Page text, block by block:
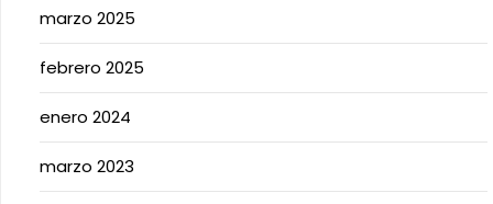
marzo 2025
febrero 2025
enero 2024
marzo 2023